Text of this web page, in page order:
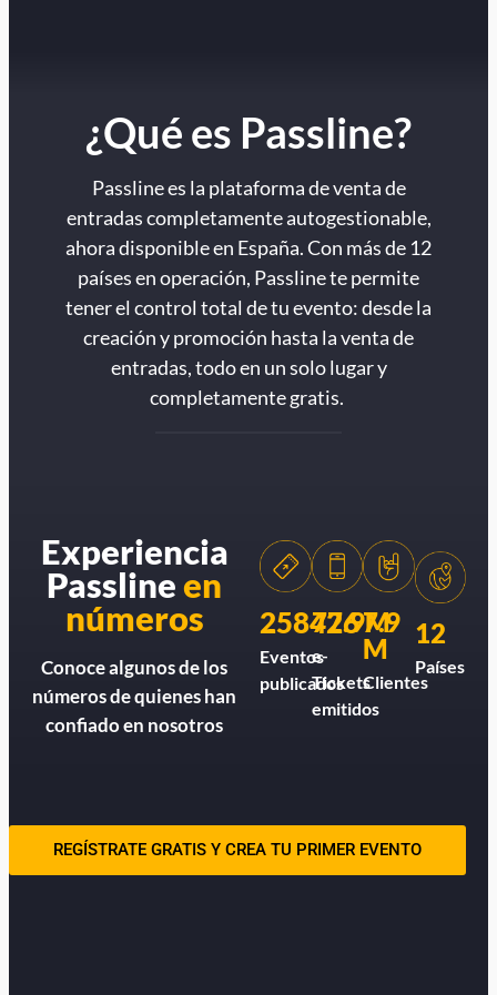
¿Qué es Passline?
Passline es la plataforma de venta de
entradas completamente autogestionable,
ahora disponible en España. Con más de 12
países en operación, Passline te permite
tener el control total de tu evento: desde la
creación y promoción hasta la venta de
entradas, todo en un solo lugar y
completamente gratis.
Experiencia
Passlineen
números
Conoce algunos de los
números de quienes han
confiado en nosotros
258426
Eventos
publicados
77.9M
e-
Tickets
emitidos
7.9
M
Clientes
12
Países
REGÍSTRATE GRATIS Y CREA TU PRIMER EVENTO